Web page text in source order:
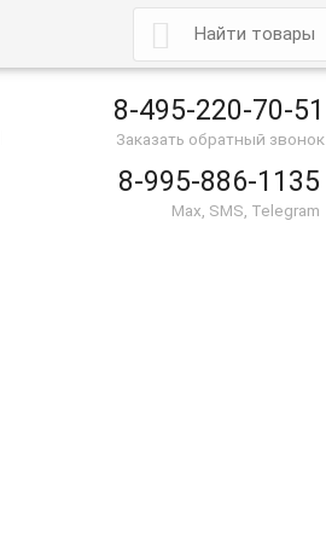

8-495-220-70-51
Заказать обратный звонок
8-995-886-1135
Max, SMS, Telegram